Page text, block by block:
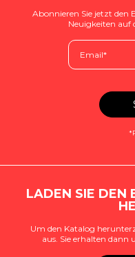
Abonnieren Sie jetzt den
Neuigkeiten auf
LADEN SIE DEN
Um den Katalog
aus. Sie erhalten